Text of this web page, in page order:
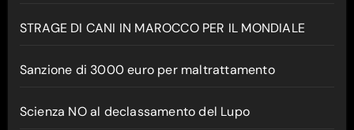
STRAGE DI CANI IN MAROCCO PER IL MONDIALE
Sanzione di 3000 euro per maltrattamento
Scienza NO al declassamento del Lupo